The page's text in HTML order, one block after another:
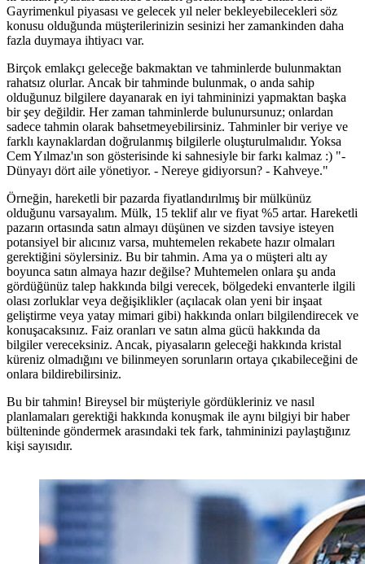
Gayrimenkul piyasası ve gelecek yıl neler bekleyebilecekleri söz
konusu olduğunda müşterilerinizin sesinizi her zamankinden daha
fazla duymaya ihtiyacı var.
Birçok emlakçı geleceğe bakmaktan ve tahminlerde bulunmaktan
rahatsız olurlar. Ancak bir tahminde bulunmak, o anda sahip
olduğunuz bilgilere dayanarak en iyi tahmininizi yapmaktan başka
bir şey değildir. Her zaman tahminlerde bulunursunuz; onlardan
sadece tahmin olarak bahsetmeyebilirsiniz. Tahminler bir veriye ve
farklı kaynaklardan doğrulanmış bilgilerle oluşturulmalıdır. Yoksa
Cem Yılmaz'ın son gösterisinde ki sahnesiyle bir farkı kalmaz :) "-
Dünyayı dört aile yönetiyor. - Nereye gidiyorsun? - Kahveye."
Örneğin, hareketli bir pazarda fiyatlandırılmış bir mülkünüz
olduğunu varsayalım. Mülk, 15 teklif alır ve fiyat %5 artar. Hareketli
pazarın ortasında satın almayı düşünen ve sizden tavsiye isteyen
potansiyel bir alıcınız varsa, muhtemelen rekabete hazır olmaları
gerektiğini söylersiniz. Bu bir tahmin. Ama ya o müşteri altı ay
boyunca satın almaya hazır değilse? Muhtemelen onlara şu anda
gördüğünüz talep hakkında bilgi verecek, bölgedeki envanterle ilgili
olası zorluklar veya değişiklikler (açılacak olan yeni bir inşaat
geliştirme veya yatay mimari gibi) hakkında onları bilgilendirecek ve
konuşacaksınız. Faiz oranları ve satın alma gücü hakkında da
bilgiler vereceksiniz. Ancak, piyasaların geleceği hakkında kristal
küreniz olmadığını ve bilinmeyen sorunların ortaya çıkabileceğini de
onlara bildirebilirsiniz.
Bu bir tahmin! Bireysel bir müşteriyle gördükleriniz ve nasıl
planlamaları gerektiği hakkında konuşmak ile aynı bilgiyi bir haber
bülteninde göndermek arasındaki tek fark, tahmininizi paylaştığınız
kişi sayısıdır.